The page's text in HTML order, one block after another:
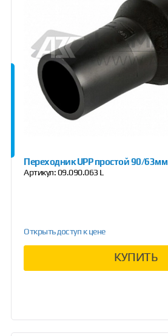
Переходник UPP простой 90/63мм
Артикул:09.090.063 L
Открыть доступ к цене
КУПИТЬ